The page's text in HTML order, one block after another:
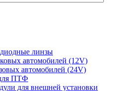
линзы
автомобилей (12V)
автомобилей (24V)
ПТФ
для внешней установки